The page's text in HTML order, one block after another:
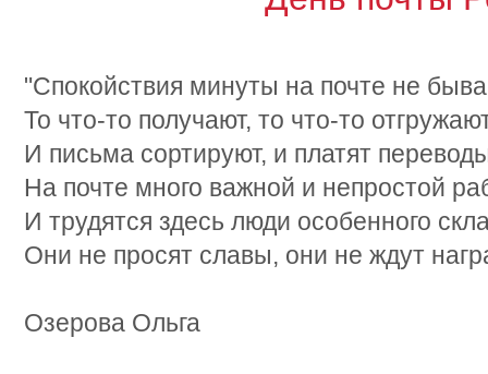
"Спокойствия минуты на почте не
То что-то получают, то что-то
И письма сортируют, и платят
На почте много важной и непростой
И трудятся здесь люди особенного
Они не просят славы, они не ждут
Озерова Ольга